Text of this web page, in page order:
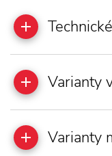
Varianty
Varianty